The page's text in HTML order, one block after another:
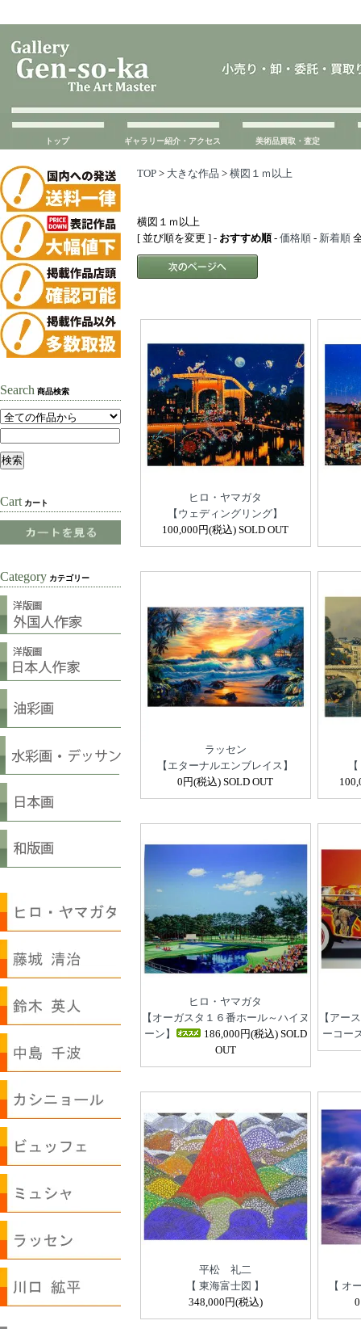
トップ ギャラリー紹介・アクセス 美術品買取・査定
TOP > 大きな作品 > 横図１ｍ以上
横図１ｍ以上
[ 並び順を変更 ] - おすすめ順- 価格順 - 新着順
ヒロ・ヤマガタ
【ウェディングリング】
100,000円(税込) SOLD OUT
ラッセン
【エターナルエンブレイス】
0円(税込) SOLD OUT
ヒロ・ヤマガタ
【オーガスタ１６番ホール～ハイヌ
ーン】
186,000円(税込) SOLD
OUT
【アー
ーコー
平松 礼二
【 東海富士図 】
348,000円(税込)
【 オ
Search 商品検索
Cart カート
Category カテゴリー